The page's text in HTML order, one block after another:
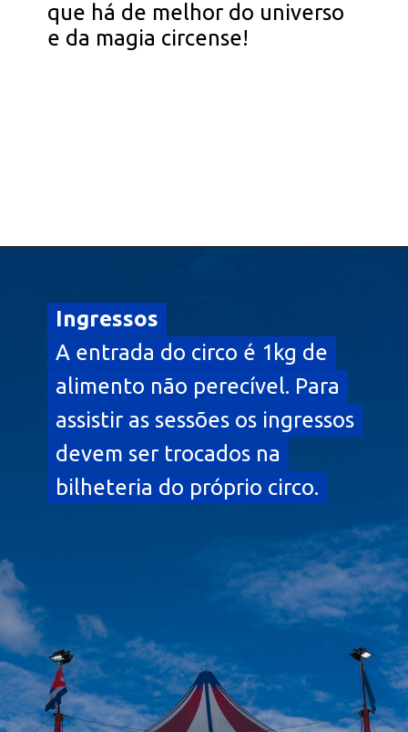
que há de melhor do universo
e da magia circense!
Ingressos
A entrada do circo é 1kg de
alimento não perecível. Para
assistir as sessões os ingressos
devem ser trocados na
bilheteria do próprio circo.
Ingressos
A entrada do circo é 1kg de
alimento não perecível. Para
assistir as sessões os ingressos
devem ser trocados na
bilheteria do próprio circo.